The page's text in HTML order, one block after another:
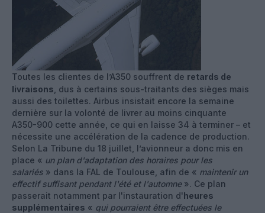
Toutes les clientes de l’A350 souffrent de retards de
livraisons , dus à certains sous-traitants des sièges mais
aussi des toilettes. Airbus insistait encore la semaine
dernière sur la volonté de livrer au moins cinquante
A350-900 cette année, ce qui en laisse 34 à terminer – et
nécessite une accélération de la cadence de production.
Selon La Tribune du 18 juillet, l’avionneur a donc mis en
place « un plan d'adaptation des horaires pour les
salariés » dans la FAL de Toulouse, afin de « maintenir un
effectif suffisant pendant l'été et l'automne». Ce plan
passerait notamment par l'instauration d'heures
supplémentaires « qui pourraient être effectuées le